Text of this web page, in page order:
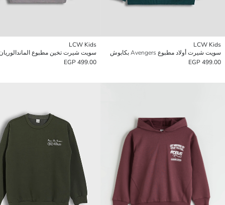
LCW Kids
سويت شيرت أولاد مطبوع Avengers بكابوش
499.00 EGP
LCW Kids
سويت شيرت تخين مطبوع الماندالوريان
499.00 EGP